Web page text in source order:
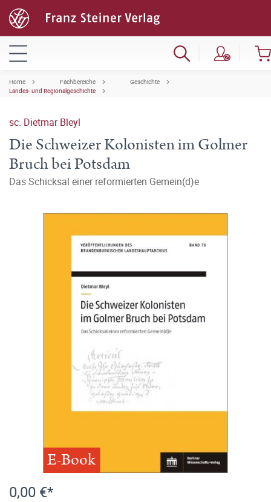
Home Fachbereiche
Geschichte
Landes- und Regionalgeschichte
sc. Dietmar Bleyl
Die Schweizer Kolonisten im Golmer
Bruch bei Potsdam
Das Schicksal einer reformierten Gemein(d)e
E-Book
0,00 €*